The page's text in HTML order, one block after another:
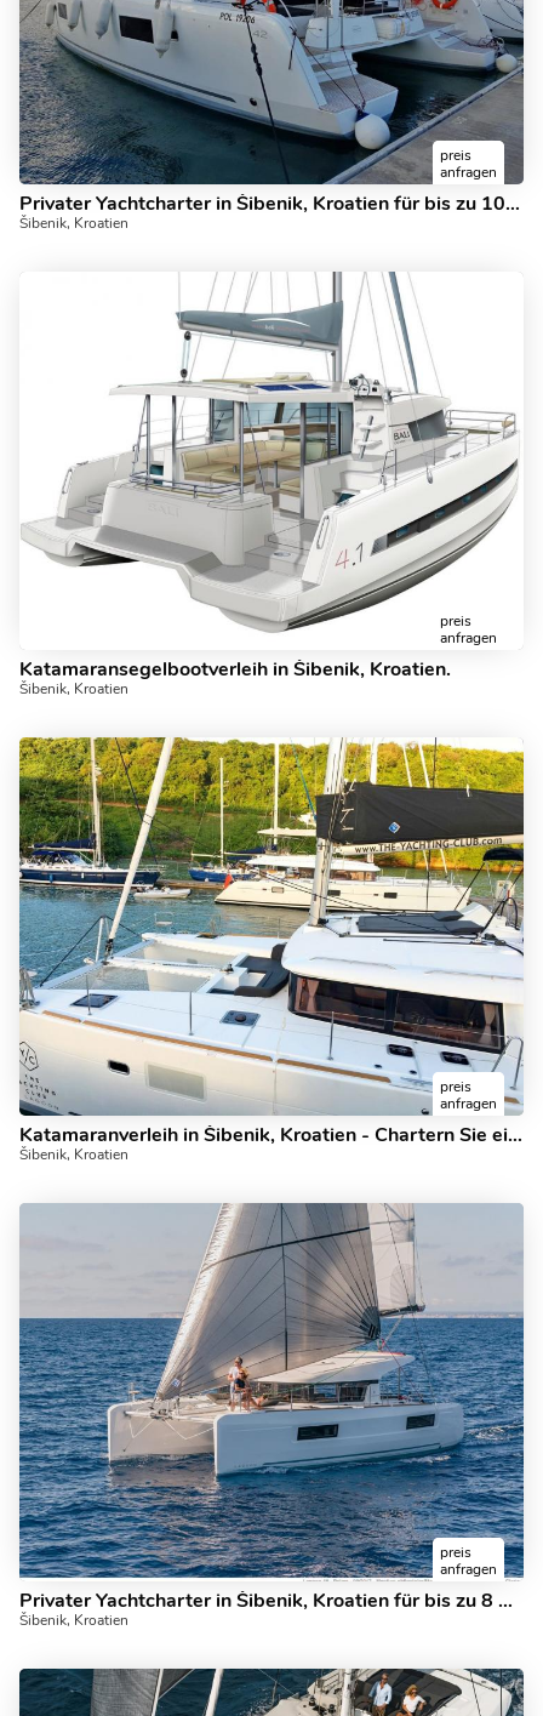
preis
anfragen
Privater Yachtcharter in Šibenik, Kroatien für bis zu 10 Gäste.
Šibenik, Kroatien
preis
anfragen
Katamaransegelbootverleih in Šibenik, Kroatien.
Šibenik, Kroatien
preis
anfragen
Katamaranverleih in Šibenik, Kroatien - Chartern Sie ein Boot für bis zu 8 Gäste.
Šibenik, Kroatien
preis
anfragen
Privater Yachtcharter in Šibenik, Kroatien für bis zu 8 Gäste.
Šibenik, Kroatien